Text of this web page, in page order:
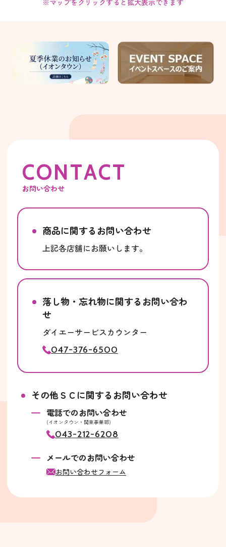
※マップをクリックすると拡大表示できます
CONTACT
お問い合わせ
商品に関するお問い合わせ
上記各店舗にお願いします。
落し物・忘れ物に関するお問い合わ
せ
ダイエーサービスカウンター
047-376-6500
その他ＳＣに関するお問い合わせ
電話でのお問い合わせ
(イオンタウン・関東事業部)
043-212-6208
メールでのお問い合わせ
お問い合わせフォーム